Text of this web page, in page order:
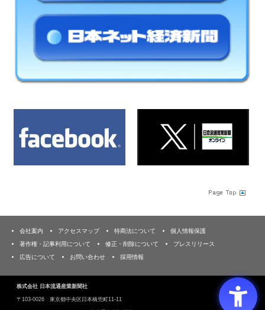
会社案内 アクセスマップ 特商法について
個人情報保護
著作権・記事利用について
修正・削除について
プレスリリース
広告について
お問い合わせ 採用情報
株式会社 日本流通産業新聞社
〒103‐0026 東京都中央区日本橋兜町11-11